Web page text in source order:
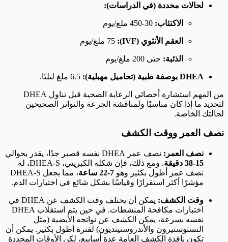
لحالات محددة (في الدراسات):
الاكتئاب:
العقم الأنثوي (IVF):
الذئبة: حتى 200 ملغ/يوم
DHEA بوصفة طبية (تحاميل مهبلية):
من المهم استشارة أخصائي الرعاية الصحية قبل تناول DHEA
لتحديد ما إذا كان مناسبًا ولمناقشة الجرعة والتواتر الصحيحين
لحالتك الخاصة.
نصف العمر ووقت الكشف
نصف العمر: نصف عمر DHEA نفسه قصير جدًا، يقدر بحوالي
15-38 دقيقة
. ومع ذلك، فإن شكله الكبريتي، DHEA-S، له
نصف عمر أطول بكثير وهو 7-22 ساعة
، مما يجعل DHEA-S
مؤشرًا أكثر استقرارًا وقياسًا بشكل شائع في اختبارات الدم.
وقت الكشف:
يمكن أن يختلف وقت الكشف عن DHEA في
اختبارات مكافحة المنشطات. في حين يتم استقلاب DHEA
نفسه بسرعة، يمكن الكشف عن نواتجه الأيضية (مثل
التستوستيرون والأندروستينديون) لفترة أطول بكثير. يمكن أن
تكون نافذة الكشف العامة عدة أسابيع، لكن الأوقات المحددة